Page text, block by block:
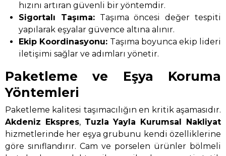
hızını artıran güvenli bir yöntemdir.
Sigortalı Taşıma:Taşıma öncesi değer tespiti
yapılarak eşyalar güvence altına alınır.
Ekip Koordinasyonu: Taşıma boyunca ekip lideri
iletişimi sağlar ve adımları yönetir.
Paketleme ve Eşya Koruma
Yöntemleri
Paketleme kalitesi taşımacılığın en kritik aşamasıdır.
Akdeniz Ekspres, Tuzla Yayla Kurumsal Nakliyat
hizmetlerinde her eşya grubunu kendi özelliklerine
göre sınıflandırır. Cam ve porselen ürünler bölmeli